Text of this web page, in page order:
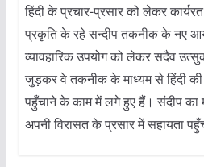
हिंदी के प्रचार-प्रसार को लेकर
प्रकृति के रहे सन्दीप तकनीक के नए
व्यावहारिक उपयोग को लेकर सदैव
जुड़कर वे तकनीक के माध्यम से हिंदी की
पहुँचाने के काम में लगे हुए हैं। संदीप का
अपनी विरासत के प्रसार में सहायता